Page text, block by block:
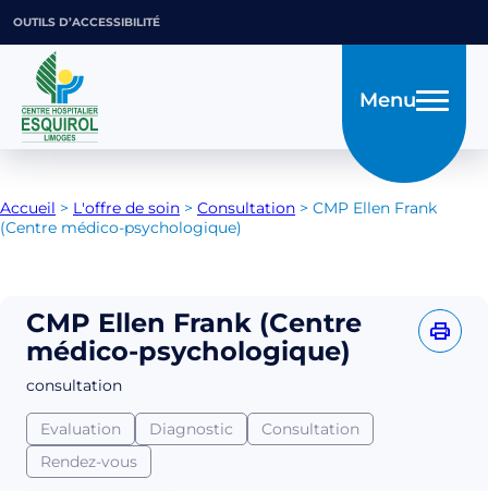
OUTILS D’ACCESSIBILITÉ
Menu
Accueil > L'offre de soin > Consultation > CMP Ellen Frank
(Centre médico-psychologique)
CMP Ellen Frank (Centre
médico-psychologique)
consultation
Evaluation Diagnostic
Consultation
Rendez-vous